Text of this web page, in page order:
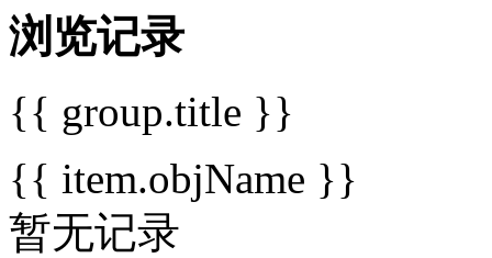
浏览记录
{{ group.title }}
{{ item.objName }}
暂无记录